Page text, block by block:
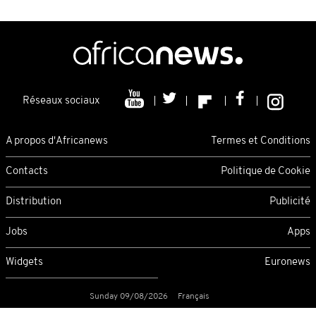
Réseaux sociaux
A propos d'Africanews Termes et Conditions
Contacts Politique de Cookie
Distribution Publicité
Jobs Apps
Widgets Euronews
Sunday 09/08/2026